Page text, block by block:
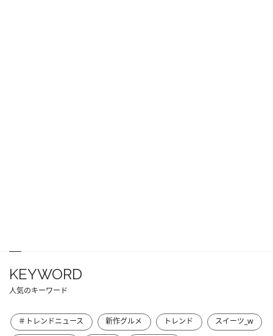
KEYWORD
人気のキーワード
＃トレンドニュース 新作グルメ トレンド
スイーツ_w